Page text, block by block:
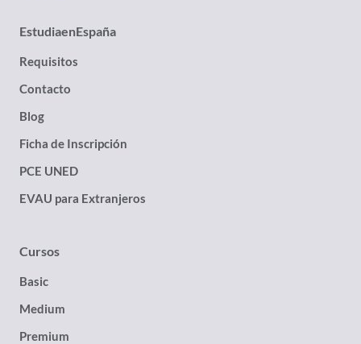
EstudiaenEspaña
Requisitos
Contacto
Blog
Ficha de Inscripción
PCE UNED
EVAU para Extranjeros
Cursos
Basic
Medium
Premium